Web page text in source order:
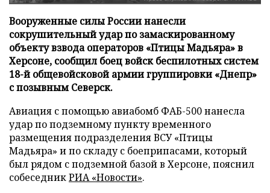
Вооруженные силы России нанесли
сокрушительный удар по замаскированному
объекту взвода операторов «Птицы Мадьяра» в
Херсоне, сообщил боец войск беспилотных систем
18-й общевойсковой армии группировки «Днепр»
с позывным Северск.
Авиация с помощью авиабомб ФАБ-500 нанесла
удар по подземному пункту временного
размещения подразделения ВСУ «Птицы
Мадьяра» и по складу с боеприпасами, который
был рядом с подземной базой в Херсоне, пояснил
собеседникРИА «Новости».